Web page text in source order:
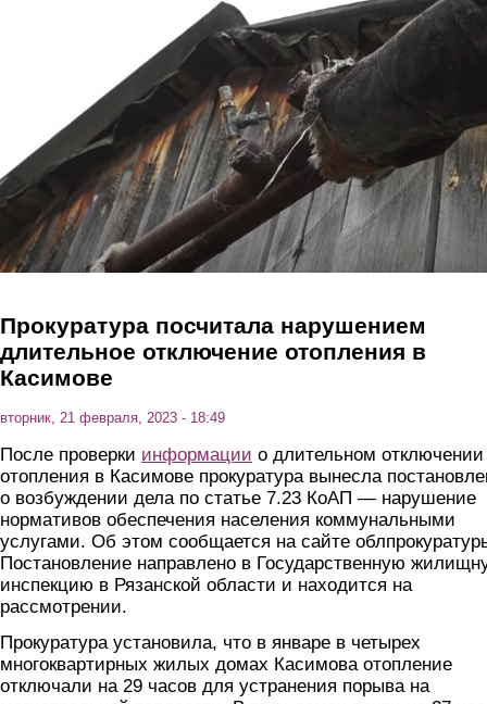
Перейти к основному содержанию
Прокуратура посчитала нарушением
длительное отключение отопления в
Касимове
вторник, 21 февраля, 2023 - 18:49
После проверки информации о длительном отключении
отопления в Касимове прокуратура вынесла
о возбуждении дела по статье 7.23 КоАП — нарушение
нормативов обеспечения населения коммунальными
услугами. Об этом сообщается на сайте
Постановление направлено в Государственную
инспекцию в Рязанской области и находится на
рассмотрении.
Прокуратура установила, что в январе в четырех
многоквартирных жилых домах Касимова отопление
отключали на 29 часов для устранения порыва на